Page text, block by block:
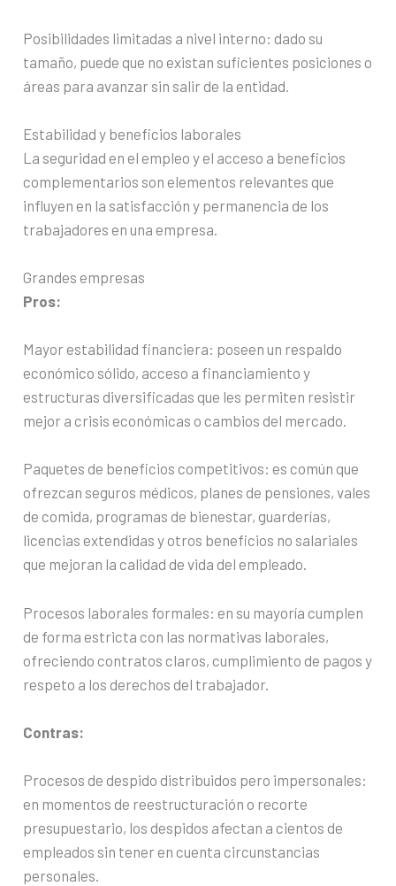
Posibilidades limitadas a nivel interno: dado su
tamaño, puede que no existan suficientes posiciones o
áreas para avanzar sin salir de la entidad.
Estabilidad y beneficios laborales
La seguridad en el empleo y el acceso a beneficios
complementarios son elementos relevantes que
influyen en la satisfacción y permanencia de los
trabajadores en una empresa.
Grandes empresas
Pros:
Mayor estabilidad financiera: poseen un respaldo
económico sólido, acceso a financiamiento y
estructuras diversificadas que les permiten resistir
mejor a crisis económicas o cambios del mercado.
Paquetes de beneficios competitivos: es común que
ofrezcan seguros médicos, planes de pensiones, vales
de comida, programas de bienestar, guarderías,
licencias extendidas y otros beneficios no salariales
que mejoran la calidad de vida del empleado.
Procesos laborales formales: en su mayoría cumplen
de forma estricta con las normativas laborales,
ofreciendo contratos claros, cumplimiento de pagos y
respeto a los derechos del trabajador.
Contras:
Procesos de despido distribuidos pero impersonales:
en momentos de reestructuración o recorte
presupuestario, los despidos afectan a cientos de
empleados sin tener en cuenta circunstancias
personales.